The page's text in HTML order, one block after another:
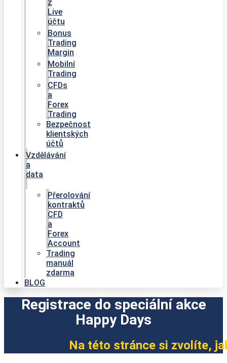
z
Live
účtu
Bonus
Trading
Margin
Mobilní
Trading
CFDs
a
Forex
Trading
Bezpečnost
klientských
účtů
Vzdělávání
a
data
Přerolování
kontraktů
CFD
a
Forex
Account
Trading
manuál
zdarma
BLOG
Registrace do speciální akce
Happy Days
Na této stránce si zvolíte,